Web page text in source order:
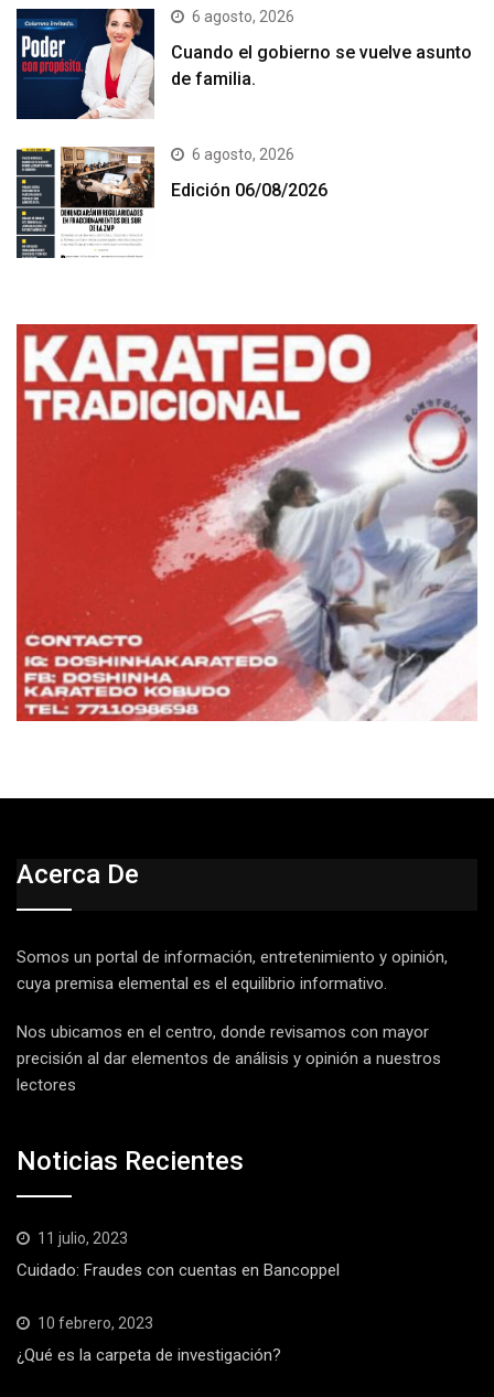
6 agosto, 2026
Cuando el gobierno se vuelve asunto
de familia.
6 agosto, 2026
Edición 06/08/2026
Acerca De
Somos un portal de información, entretenimiento y opinión,
cuya premisa elemental es el equilibrio informativo.
Nos ubicamos en el centro, donde revisamos con mayor
precisión al dar elementos de análisis y opinión a nuestros
lectores
Noticias Recientes
11 julio, 2023
Cuidado: Fraudes con cuentas en Bancoppel
10 febrero, 2023
¿Qué es la carpeta de investigación?